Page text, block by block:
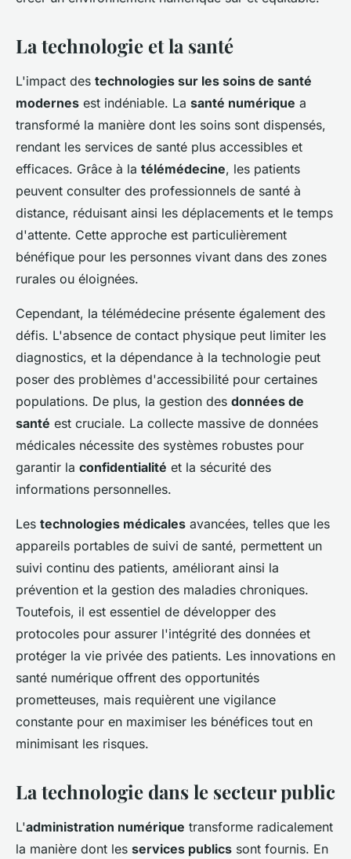
La technologie et la santé
L'impact des technologies sur les soins de santé
modernes est indéniable. La santé numérique a
transformé la manière dont les soins sont dispensés,
rendant les services de santé plus accessibles et
efficaces. Grâce à la télémédecine, les patients
peuvent consulter des professionnels de santé à
distance, réduisant ainsi les déplacements et le temps
d'attente. Cette approche est particulièrement
bénéfique pour les personnes vivant dans des zones
rurales ou éloignées.
Cependant, la télémédecine présente également des
défis. L'absence de contact physique peut limiter les
diagnostics, et la dépendance à la technologie peut
poser des problèmes d'accessibilité pour certaines
populations. De plus, la gestion des données de
santé est cruciale. La collecte massive de données
médicales nécessite des systèmes robustes pour
garantir la confidentialité et la sécurité des
informations personnelles.
Les technologies médicales avancées, telles que les
appareils portables de suivi de santé, permettent un
suivi continu des patients, améliorant ainsi la
prévention et la gestion des maladies chroniques.
Toutefois, il est essentiel de développer des
protocoles pour assurer l'intégrité des données et
protéger la vie privée des patients. Les innovations en
santé numérique offrent des opportunités
prometteuses, mais requièrent une vigilance
constante pour en maximiser les bénéfices tout en
minimisant les risques.
La technologie dans le secteur public
L'administration numérique transforme radicalement
la manière dont les services publics sont fournis. En